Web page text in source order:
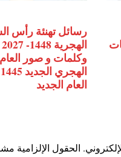
كلمات
رسائل تهنئة رأس
الهجرية 1448- 2027
وكلمات و صور العام
العام الجديد
الحقول الإلزامية